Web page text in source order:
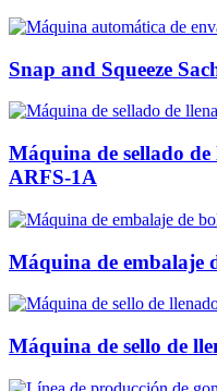
Snap and Squeeze
Máquina de sellado
ARFS-1A
Máquina de embalaje
Máquina de sello de